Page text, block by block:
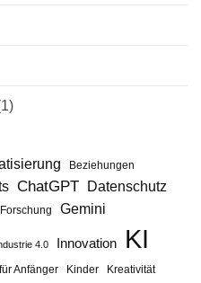
Beziehungen
ChatGPT Datenschutz
Forschung Gemini
4.0 Innovation KI
Anfänger Kinder Kreativität